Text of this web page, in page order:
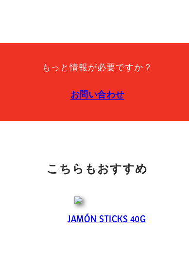
もっと情報が必要ですか？
お問い合わせ
こちらもおすすめ
JAMÓN STICKS 40G